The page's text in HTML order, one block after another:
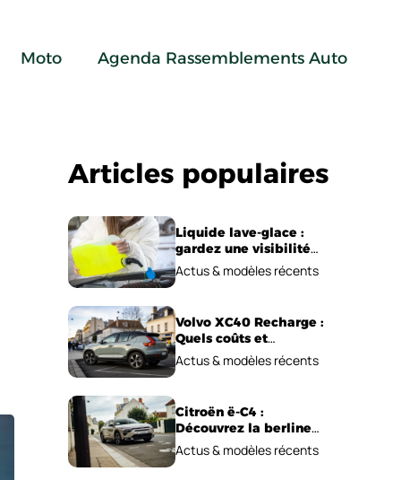
Moto Agenda Rassemblements Auto
Articles populaires
Liquide lave-glace :
gardez une visibilité
parfaite en voiture
Actus & modèles récents
Volvo XC40 Recharge :
Quels coûts et
performances
électriques ?
Actus & modèles récents
Citroën ë-C4 :
Découvrez la berline
électrique
emblématique!
Actus & modèles récents